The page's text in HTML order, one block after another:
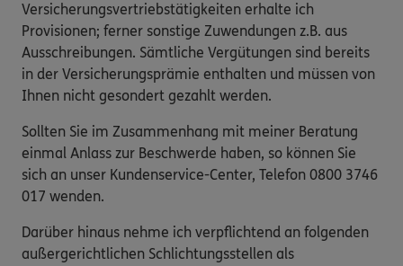
Versicherungsvertriebstätigkeiten erhalte ich
Provisionen; ferner sonstige Zuwendungen z.B. aus
Ausschreibungen. Sämtliche Vergütungen sind bereits
in der Versicherungsprämie enthalten und müssen von
Ihnen nicht gesondert gezahlt werden.
Sollten Sie im Zusammenhang mit meiner Beratung
einmal Anlass zur Beschwerde haben, so können Sie
sich an unser Kundenservice-Center, Telefon 0800 3746
017 wenden.
Darüber hinaus nehme ich verpflichtend an folgenden
außergerichtlichen Schlichtungsstellen als